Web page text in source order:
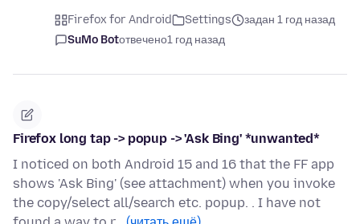
Firefox for Android Settings
задан 1 год назад
SuMo Botотвечено1 год назад
Firefox long tap -> popup -> 'Ask Bing' *unwanted*
I noticed on both Android 15 and 16 that the FF app
shows 'Ask Bing' (see attachment) when you invoke
the copy/select all/search etc. popup. . I have not